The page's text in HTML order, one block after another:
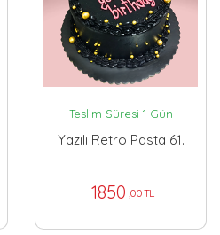
Teslim Süresi 1 Gün
Yazılı Retro Pasta 61.
1850 ,00 TL